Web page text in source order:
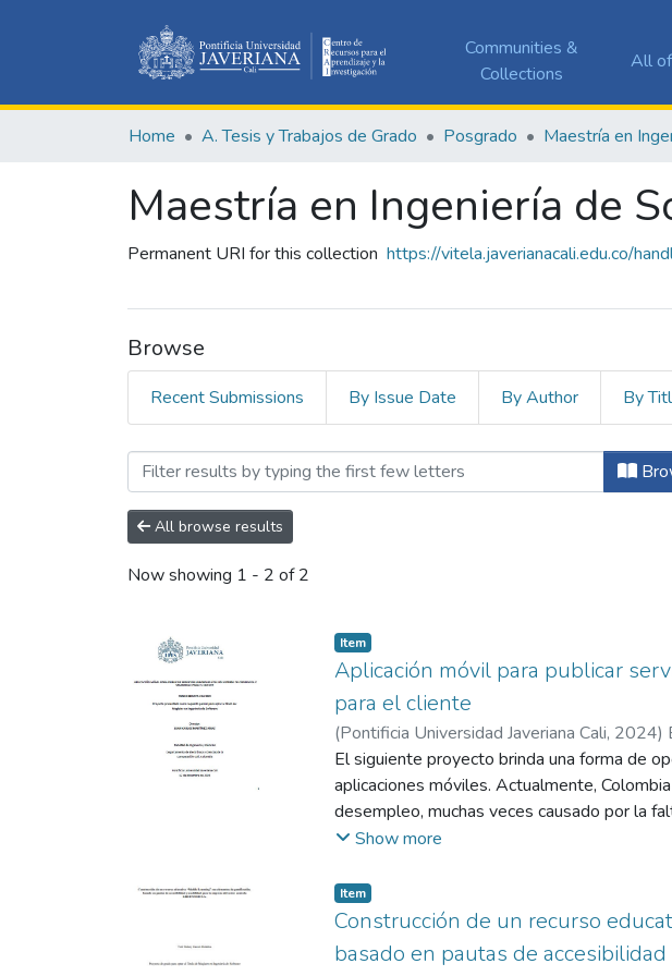
Communities &
Collections
All
Home A. Tesis y Trabajos de Grado Posgrado
Maestría en Ingeniería de
Permanent URI for this collection https://vitela.javerianacali.edu.co/
Browse
Recent Submissions By Issue Date By Author By
Browsing Maestría en Ingeniería de
All browse results
Now showing 1 - 2 of 2
Item
Aplicación móvil para publicar
para el cliente
(Pontificia Universidad Javeriana Cali, 2024)
El siguiente proyecto brinda una forma de
aplicaciones móviles. Actualmente,
desempleo, muchas veces causado por la
objetivo fue desarrollar una aplicación que
Show more
Item
Construcción de un recurso
basado en pautas de